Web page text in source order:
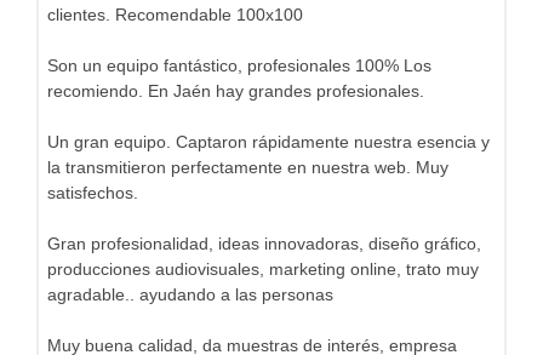
clientes. Recomendable 100x100
Son un equipo fantástico, profesionales 100% Los
recomiendo. En Jaén hay grandes profesionales.
Un gran equipo. Captaron rápidamente nuestra esencia y
la transmitieron perfectamente en nuestra web. Muy
satisfechos.
Gran profesionalidad, ideas innovadoras, diseño gráfico,
producciones audiovisuales, marketing online, trato muy
agradable.. ayudando a las personas
Muy buena calidad, da muestras de interés, empresa